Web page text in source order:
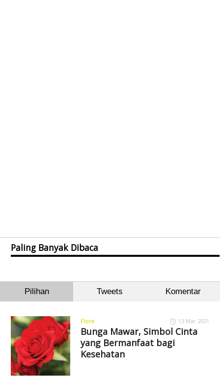
Paling Banyak Dibaca
Pilihan Tweets Komentar
Flora 13 Mar 2021
Bunga Mawar, Simbol Cinta
yang Bermanfaat bagi
Kesehatan